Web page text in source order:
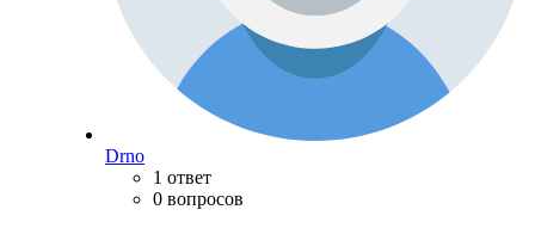
Drno
1 ответ
0 вопросов